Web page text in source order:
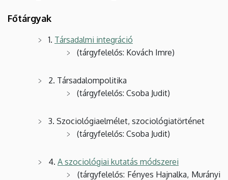
Humán
Tudományok
Iskola
Főtárgyak
1. Társadalmi integráció
(tárgyfelelős: Kovách Imre)
2. Társadalompolitika
(tárgyfelelős: Csoba Judit)
3. Szociológiaelmélet, szociológiatörténet
(tárgyfelelős: Csoba Judit)
4. A szociológiai kutatás módszerei
(tárgyfelelős: Fényes Hajnalka, Murányi